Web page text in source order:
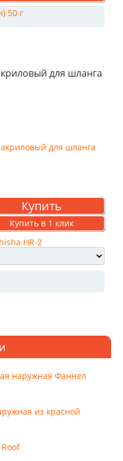
для шланга
Купить
Купить в 1 клик
наружная Фаннел
из красной